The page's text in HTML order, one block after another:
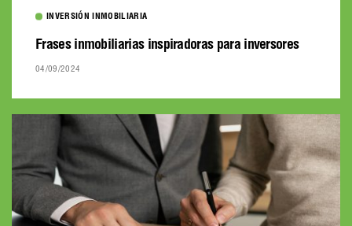
INVERSIÓN INMOBILIARIA
Frases inmobiliarias inspiradoras para inversores
04/09/2024